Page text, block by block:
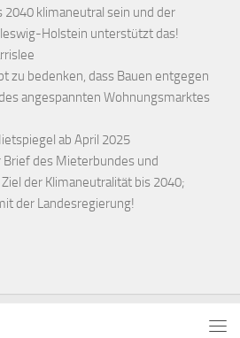
klimaneutral sein und der
Holstein unterstützt das!
zu bedenken, dass Bauen entgegen
angespannten Wohnungsmarktes
ab April 2025
des Mieterbundes und
der Klimaneutralität bis 2040;
der Landesregierung!